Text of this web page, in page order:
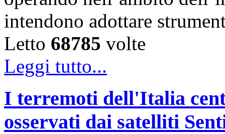
intendono adottare
Letto 68785 volte
Leggi tutto...
I terremoti dell'Italia
osservati dai satelliti